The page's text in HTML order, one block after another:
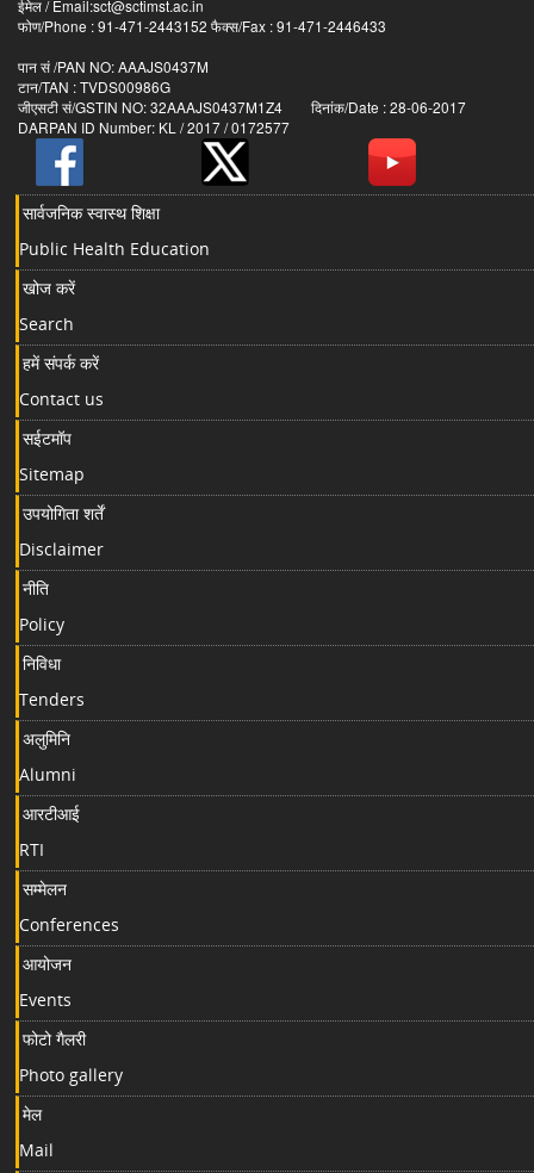
ईमेल / Email:sct@sctimst.ac.in
फोण/Phone : 91-471-2443152 फैक्स/Fax : 91-471-2446433
पान सं /PAN NO: AAAJS0437M
टान/TAN : TVDS00986G
जीएसटी सं/GSTIN NO: 32AAAJS0437M1Z4 दिनांक/Date : 28-06-2017
DARPAN ID Number: KL / 2017 / 0172577
सार्वजनिक स्वास्थ शिक्षा
Public Health Education
खोज करें
Search
हमें संपर्क करें
Contact us
सईटमॉप
Sitemap
उपयोगिता शर्तें
Disclaimer
नीति
Policy
निविधा
Tenders
अलुमिनि
Alumni
आरटीआई
RTI
सम्मेलन
Conferences
आयोजन
Events
फोटो गैलरी
Photo gallery
मेल
Mail